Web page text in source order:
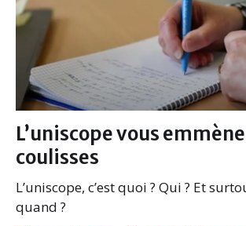
L’uniscope vous
coulisses
L’uniscope, c’est quoi ? Qui ? Et
quand ?